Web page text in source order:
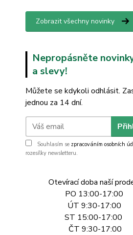
Zobrazit všechny novinky
Nepropásněte
a slevy!
Můžete se kdykoli odhlásit.
jednou za 14 dní.
Souhlasím se zpracováním osobních
rozesílky newsletteru.
Otevírací doba naší
PO 13:00-17:00
ÚT 9:30-17:00
ST 15:00-17:00
ČT 9:30-17:00